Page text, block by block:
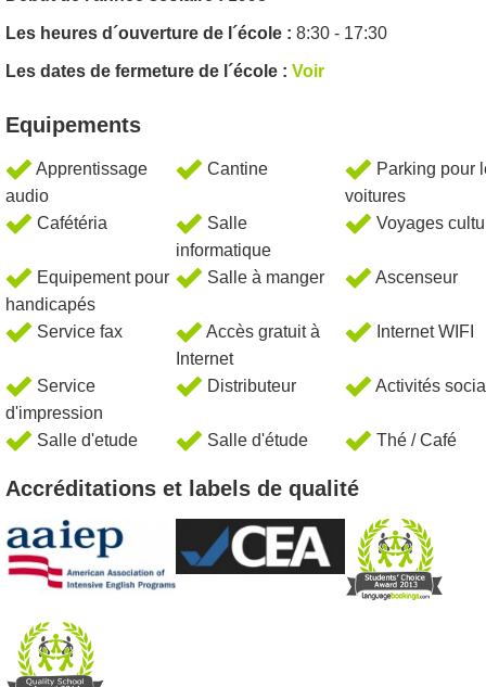
Les heures d´ouverture de l´école : 8:30 - 17:30
Les dates de fermeture de l´école : Voir
Equipements
Apprentissage
audio
Cantine
Parking pour
voitures
Cafétéria
Salle
informatique
Voyages
Equipement pour
handicapés
Salle à manger Ascenseur
Service fax
Accès gratuit à
Internet
Internet WIFI
Service
d'impression
Distributeur Activités
Salle d'etude Salle d'étude Thé / Café
Accréditations et labels de qualité